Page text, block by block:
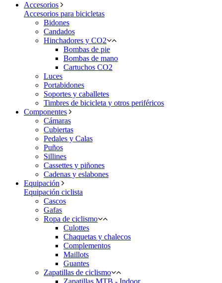
Accesorios
Accesorios para bicicletas
Bidones
Candados
Hinchadores y CO2
Bombas de pie
Bombas de mano
Cartuchos CO2
Luces
Portabidones
Soportes y caballetes
Timbres de bicicleta y otros periféricos
Componentes
Cámaras
Cubiertas
Pedales y Calas
Puños
Sillines
Cassettes y piñones
Cadenas y eslabones
Equipación
Equipación ciclista
Cascos
Gafas
Ropa de ciclismo
Culottes
Chaquetas y chalecos
Complementos
Maillots
Guantes
Zapatillas de ciclismo
Zapatillas MTB - Indoor